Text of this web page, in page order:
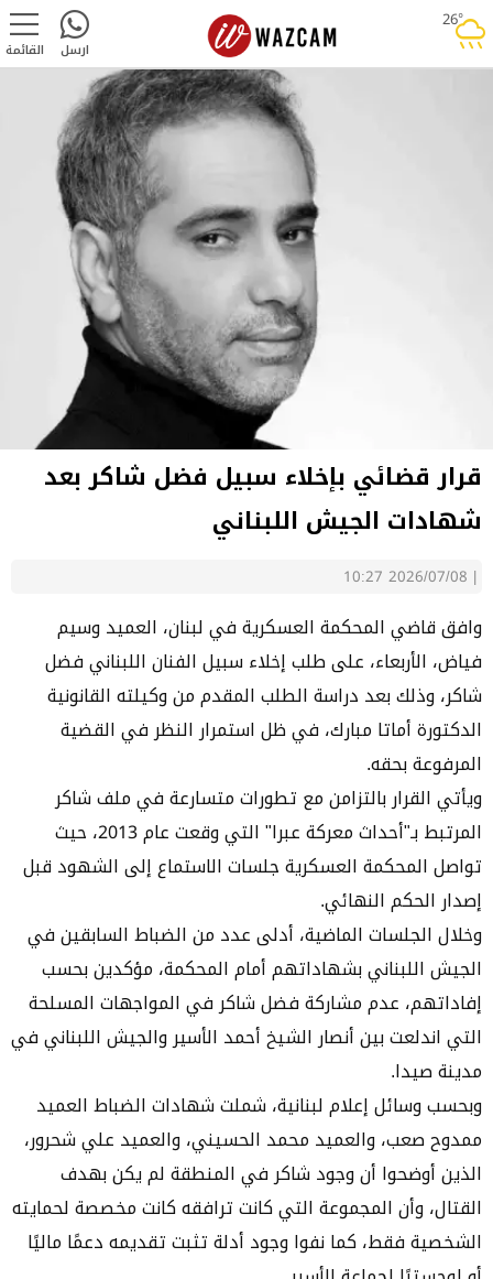
26°rainy القائمة ارسل
قرار قضائي بإخلاء سبيل فضل شاكر بعد
شهادات الجيش اللبناني
|
2026/07/08 10:27
وافق قاضي المحكمة العسكرية في لبنان، العميد وسيم
فياض، الأربعاء، على طلب إخلاء سبيل الفنان اللبناني فضل
شاكر، وذلك بعد دراسة الطلب المقدم من وكيلته القانونية
الدكتورة أماتا مبارك، في ظل استمرار النظر في القضية
المرفوعة بحقه.
ويأتي القرار بالتزامن مع تطورات متسارعة في ملف شاكر
المرتبط بـ"أحداث معركة عبرا" التي وقعت عام 2013، حيث
تواصل المحكمة العسكرية جلسات الاستماع إلى الشهود قبل
إصدار الحكم النهائي.
وخلال الجلسات الماضية، أدلى عدد من الضباط السابقين في
الجيش اللبناني بشهاداتهم أمام المحكمة، مؤكدين بحسب
إفاداتهم، عدم مشاركة فضل شاكر في المواجهات المسلحة
التي اندلعت بين أنصار الشيخ أحمد الأسير والجيش اللبناني في
مدينة صيدا.
وبحسب وسائل إعلام لبنانية، شملت شهادات الضباط العميد
ممدوح صعب، والعميد محمد الحسيني، والعميد علي شحرور،
الذين أوضحوا أن وجود شاكر في المنطقة لم يكن بهدف
القتال، وأن المجموعة التي كانت ترافقه كانت مخصصة لحمايته
الشخصية فقط، كما نفوا وجود أدلة تثبت تقديمه دعمًا ماليًا